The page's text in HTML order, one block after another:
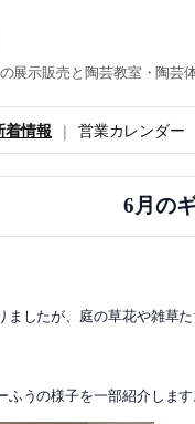
展示販売と陶芸教室・陶芸
着情報 営業カレンダー
6月の
ましたが、庭の草花や雑草
うの様子を一部紹介します